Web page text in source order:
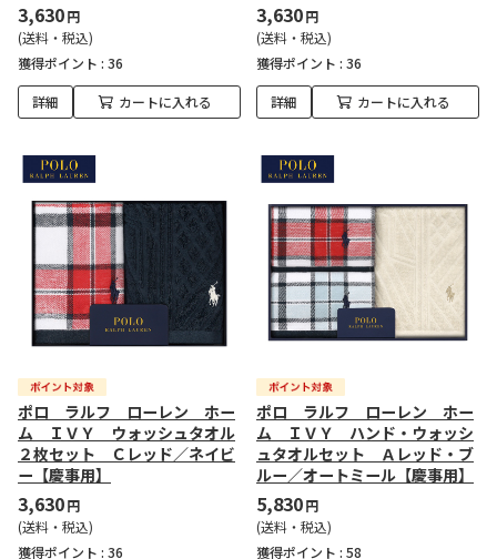
3,630円
(送料・税込)
獲得ポイント : 36
詳細 カートに入れる
3,630円
(送料・税込)
獲得ポイント : 36
詳細 カートに入れる
ポロ ラルフ ローレン ホー
ム ＩＶＹ ウォッシュタオル
２枚セット Ｃレッド／ネイビ
ー【慶事用】
3,630円
(送料・税込)
獲得ポイント : 36
ポロ ラルフ ローレン ホー
ム ＩＶＹ ハンド・ウォッシ
ュタオルセット Ａレッド・ブ
ルー／オートミール【慶事用】
5,830円
(送料・税込)
獲得ポイント : 58